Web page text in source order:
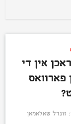
אין די
פארוואס
זונדל שאלאמאן